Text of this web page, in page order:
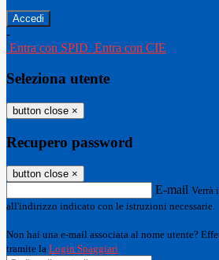
-
Entra con SPID Entra con CIE
Seleziona utente
button close ×
Recupero password
button close ×
E-mail Verrà
all'indirizzo indicato con le istruzioni necessarie.
Non hai una e-mail associata al nome utente?
tramite la Login Spaggiari